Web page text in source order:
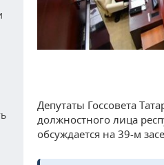
Депутаты Госсовета
должностного лица
обсуждается на 39-м